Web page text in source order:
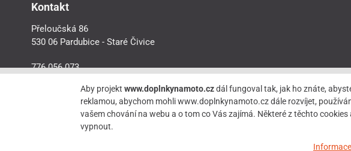
Kontakt
Přeloučská 86
530 06 Pardubice - Staré Čivice
776 056 073
Aby projektwww.doplnkynamoto.czdál fungoval tak, jak ho znáte,
reklamou, abychom mohli www.doplnkynamoto.cz dále rozvíjet,
vašem chování na webu a o tom co Vás zajímá. Některé z těchto
vypnout.